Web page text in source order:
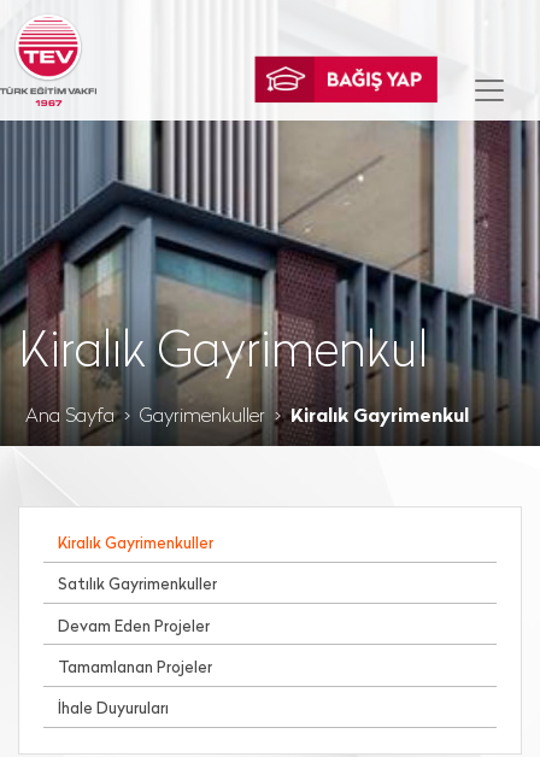
Kiralık Gayrimenkul
Ana Sayfa Gayrimenkuller Kiralık Gayrimenkul
Kiralık Gayrimenkuller
Satılık Gayrimenkuller
Devam Eden Projeler
Tamamlanan Projeler
İhale Duyuruları